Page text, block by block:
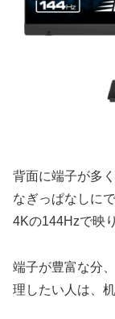
背面に端子が多
なぎっぱなしに
4Kの144Hzで映
端子が豊富な分
理したい人は、